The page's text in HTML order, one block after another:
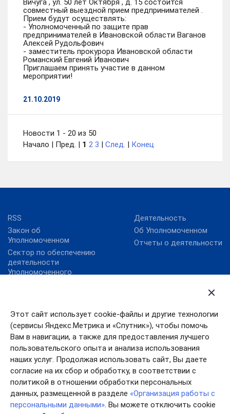
Этот сайт использует cookie-файлы и другие технологии
(сервисы Яндекс.Метрика и «Спутник»), чтобы помочь
Вам в навигации, а также для предоставления лучшего
пользовательского опыта и анализа использования
наших услуг. Продолжая использовать сайт, Вы даете
согласие на их сбор и обработку, в соответствии с
политикой в отношении обработки персональных
данных, размещенной в разделе «Организация работы с
персональными данными». Вы можете отключить cookie
Вичуга , ул. 50 лет Октября , д. 15 состоится
совместный выездной прием предпринимателей .
Прием будут осуществлять:
- Уполномоченный по защите прав
предпринимателей в Ивановской области Ваганов
Алексей Рудольфович
- заместитель прокурора Ивановской области
Романский Евгений Иванович
Приглашаем принять участие в данном
мероприятии!
21.10.2019
Новости 1 - 20 из 50
Начало | Пред. | 1 2 3 | След. | Конец
RSS
Закон об
Уполномоченном
Сектор по обеспечению
деятельности
Уполномоченного
Деятельность
Об Уполномоченном
Отчеты о деятельности
Ответы на вопросы
Правовые акты
Анонсы мероприятий
Уполномоченный при
Президенте РФ по
защите прав
предпринимателей